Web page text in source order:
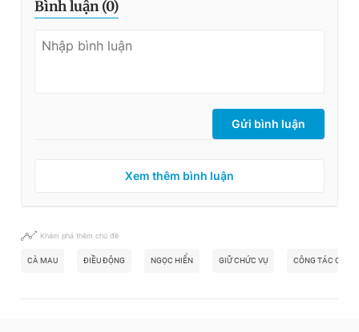
Bình luận (0)
Gửi bình luận
Xem thêm bình luận
Khám phá thêm chủ đề
CÀ MAU ĐIỀU ĐỘNG NGỌC HIỂN GIỮ CHỨC VỤ CÔNG TÁC CÁN